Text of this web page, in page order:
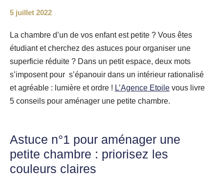
5 juillet 2022
La chambre d’un de vos enfant est petite ? Vous êtes
étudiant et cherchez des astuces pour organiser une
superficie réduite ? Dans un petit espace, deux mots
s’imposent pour s’épanouir dans un intérieur rationalisé
et agréable : lumière et ordre ! L’Agence Etoile vous livre
5 conseils pour aménager une petite chambre.
Astuce n°1 pour aménager une
petite chambre : priorisez les
couleurs claires